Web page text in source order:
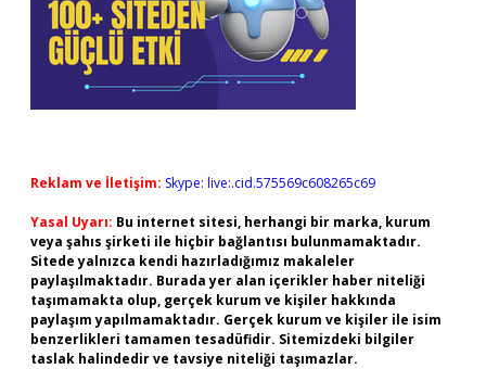
Reklam ve İletişim: Skype: live:.cid.575569c608265c69
Yasal Uyarı: Bu internet sitesi, herhangi bir marka, kurum
veya şahıs şirketi ile hiçbir bağlantısı bulunmamaktadır.
Sitede yalnızca kendi hazırladığımız makaleler
paylaşılmaktadır. Burada yer alan içerikler haber niteliği
taşımamakta olup, gerçek kurum ve kişiler hakkında
paylaşım yapılmamaktadır. Gerçek kurum ve kişiler ile isim
benzerlikleri tamamen tesadüfidir. Sitemizdeki bilgiler
taslak halindedir ve tavsiye niteliği taşımazlar.